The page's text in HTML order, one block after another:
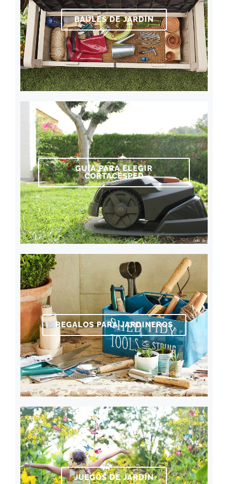
BAÚLES DE JARDÍN
GUÍA PARA ELEGIR
CORTACÉSPED
REGALOS PARA JARDINEROS
JUEGOS DE JARDÍN